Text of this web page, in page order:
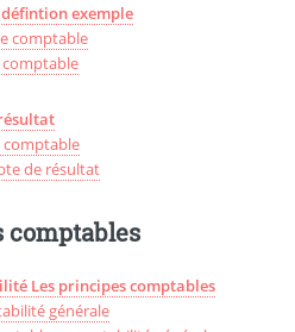
exemple
comptable
comptable
comptable
de résultat
comptables
Les principes comptables
générale